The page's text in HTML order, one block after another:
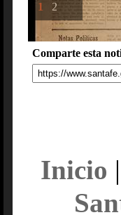
1 2
Comparte esta
Inicio |